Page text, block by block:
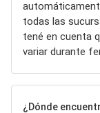
todas las
tené en cuenta
variar durante
¿Dónde